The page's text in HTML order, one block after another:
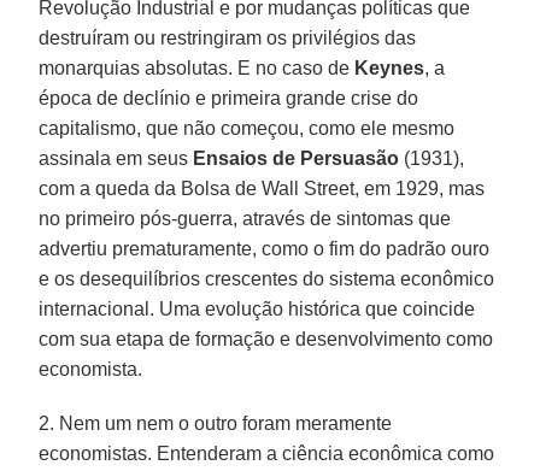
Revolução Industrial e por mudanças políticas que
destruíram ou restringiram os privilégios das
monarquias absolutas. E no caso de Keynes, a
época de declínio e primeira grande crise do
capitalismo, que não começou, como ele mesmo
assinala em seus Ensaios de Persuasão (1931),
com a queda da Bolsa de Wall Street, em 1929, mas
no primeiro pós-guerra, através de sintomas que
advertiu prematuramente, como o fim do padrão ouro
e os desequilíbrios crescentes do sistema econômico
internacional. Uma evolução histórica que coincide
com sua etapa de formação e desenvolvimento como
economista.
2. Nem um nem o outro foram meramente
economistas. Entenderam a ciência econômica como